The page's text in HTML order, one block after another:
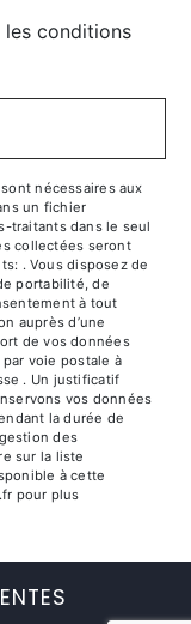
conditions
nécessaires aux
un fichier
traitants dans le seul
collectées seront
. Vous disposez de
portabilité, de
à tout
auprès d’une
de vos données
voie postale à
. Un justificatif
vos données
la durée de
des
sur la liste
à cette
pour plus